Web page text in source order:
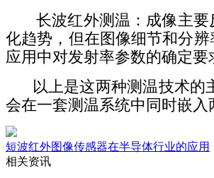
长波红外测温：成像主要
化趋势，但在图像细节和分
应用中对发射率参数的确定要
以上是这两种测温技术的
会在一套测温系统中同时嵌入
短波红外图像传感器在半导体行业的应用
相关资讯